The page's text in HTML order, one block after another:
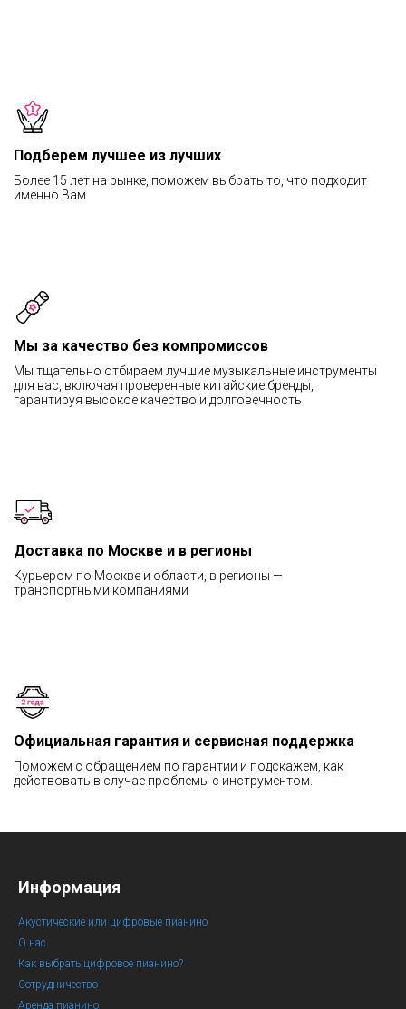
Подберем лучшее из лучших
Более 15 лет на рынке, поможем выбрать то, что подходит
именно Вам
Мы за качество без компромиссов
Мы тщательно отбираем лучшие музыкальные инструменты
для вас, включая проверенные китайские бренды,
гарантируя высокое качество и долговечность
Доставка по Москве и в регионы
Курьером по Москве и области, в регионы —
транспортными компаниями
Официальная гарантия и сервисная поддержка
Поможем с обращением по гарантии и подскажем, как
действовать в случае проблемы с инструментом.
Информация
Акустические или цифровые пианино
О нас
Как выбрать цифровое пианино?
Сотрудничество
Аренда пианино